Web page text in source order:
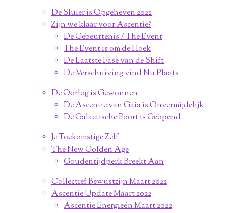
De Sluier is Opgeheven 2022
Zijn we klaar voor Ascentie?
De Gebeurtenis / The Event
The Event is om de Hoek
De Laatste Fase van de Shift
De Verschuiving vind Nu Plaats
De Oorlog is Gewonnen
De Ascentie van Gaia is Onvermijdelijk
De Galactische Poort is Geopend
Je Toekomstige Zelf
The New Golden Age
Goudentijdperk Breekt Aan
Collectief Bewustzijn Maart 2022
Ascentie Update Maart 2022
Ascentie Energieën Maart 2022